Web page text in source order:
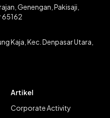
Genengan, Pakisaji,
65162
Kaja, Kec. Denpasar Utara,
Artikel
Corporate Activity